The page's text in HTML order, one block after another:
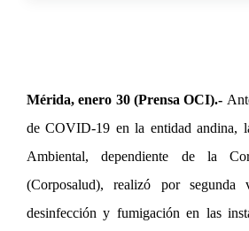
Mérida, enero 30 (Prensa OCI).-
de COVID-19 en la entidad andina,
Ambiental, dependiente de la
(Corposalud), realizó por
desinfección y fumigación en las